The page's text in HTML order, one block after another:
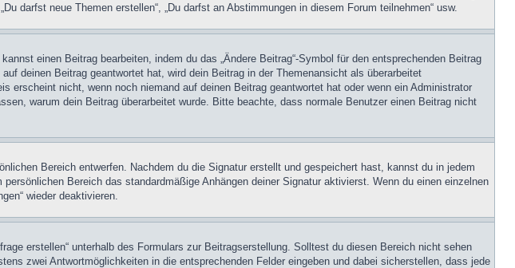
darfst neue Themen erstellen“, „Du darfst an Abstimmungen in diesem Forum teilnehmen“ usw.
einen Beitrag bearbeiten, indem du das „Ändere Beitrag“-Symbol für den entsprechenden Beitrag
deinen Beitrag geantwortet hat, wird dein Beitrag in der Themenansicht als überarbeitet
nicht, wenn noch niemand auf deinen Beitrag geantwortet hat oder wenn ein Administrator
warum dein Beitrag überarbeitet wurde. Bitte beachte, dass normale Benutzer einen Beitrag nicht
Bereich entwerfen. Nachdem du die Signatur erstellt und gespeichert hast, kannst du in jedem
Bereich das standardmäßige Anhängen deiner Signatur aktivierst. Wenn du einen einzelnen
wieder deaktivieren.
erstellen“ unterhalb des Formulars zur Beitragserstellung. Solltest du diesen Bereich nicht sehen
zwei Antwortmöglichkeiten in die entsprechenden Felder eingeben und dabei sicherstellen, dass jede